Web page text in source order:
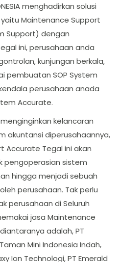
menghadirkan solusi
Maintenance Support
Support) dengan
ini, perusahaan anda
kunjungan berkala,
pembuatan SOP System
perusahaan anada
Accurate.
kelancaran
akuntansi diperusahaannya,
Accurate Tegal ini akan
pengoperasian sistem
hingga menjadi sebuah
perusahaan. Tak perlu
perusahaan di Seluruh
jasa Maintenance
adalah, PT
Mini Indonesia Indah,
Ion Technologi, PT Emerald